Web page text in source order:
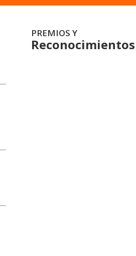
PREMIOS Y
Reconocimientos